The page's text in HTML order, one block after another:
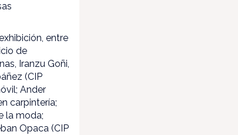
entre
de
Iranzu Goñi,
(CIP
Ander
carpintería;
la moda;
Opaca (CIP